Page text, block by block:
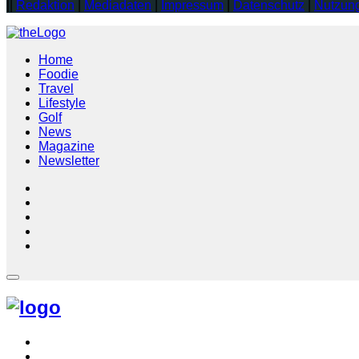
Redaktion Mediadaten Impressum Datenschutz
Home
Foodie
Travel
Lifestyle
Golf
News
Magazine
Newsletter